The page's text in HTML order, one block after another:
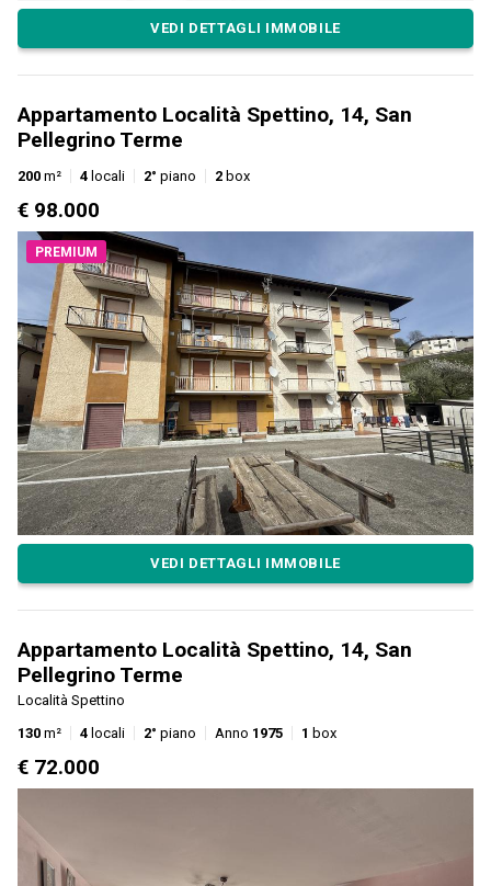
VEDI DETTAGLI IMMOBILE
Appartamento Località Spettino, 14, San
Pellegrino Terme
200 m² 4 locali 2° piano 2 box
€ 98.000
PREMIUM
VEDI DETTAGLI IMMOBILE
Appartamento Località Spettino, 14, San
Pellegrino Terme
Località Spettino
130 m² 4 locali 2° piano Anno 1975 1 box
€ 72.000